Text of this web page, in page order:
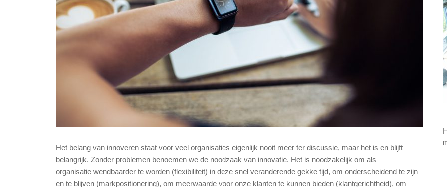
Het belang van innoveren staat voor veel organisaties eigenlijk nooit meer ter discussie, maar het is en blijft
belangrijk. Zonder problemen benoemen we de noodzaak van innovatie. Het is noodzakelijk om als
organisatie wendbaarder te worden (flexibiliteit) in deze snel veranderende gekke tijd, om onderscheidend te zijn
en te blijven (markpositionering), om meerwaarde voor onze klanten te kunnen bieden (klantgerichtheid), om